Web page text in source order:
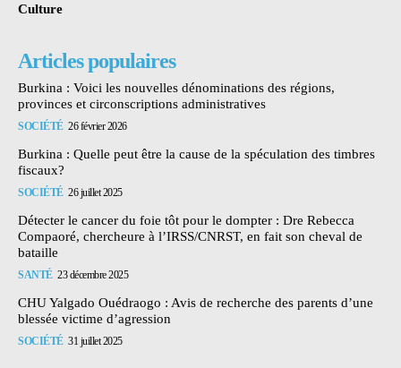
Culture
Articles populaires
Burkina : Voici les nouvelles dénominations des régions,
provinces et circonscriptions administratives
SOCIÉTÉ 26 février 2026
Burkina : Quelle peut être la cause de la spéculation des timbres
fiscaux?
SOCIÉTÉ 26 juillet 2025
Détecter le cancer du foie tôt pour le dompter : Dre Rebecca
Compaoré, chercheure à l’IRSS/CNRST, en fait son cheval de
bataille
SANTÉ 23 décembre 2025
CHU Yalgado Ouédraogo : Avis de recherche des parents d’une
blessée victime d’agression
SOCIÉTÉ 31 juillet 2025